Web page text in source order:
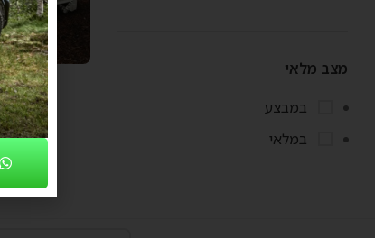
מצב מלאי
במבצע
במלאי